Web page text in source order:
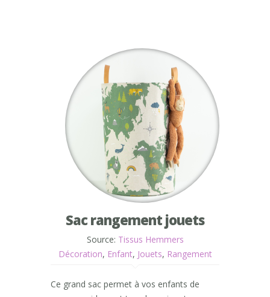
Sac rangement jouets
Source: Tissus Hemmers
Décoration, Enfant, Jouets, Rangement
Ce grand sac permet à vos enfants de